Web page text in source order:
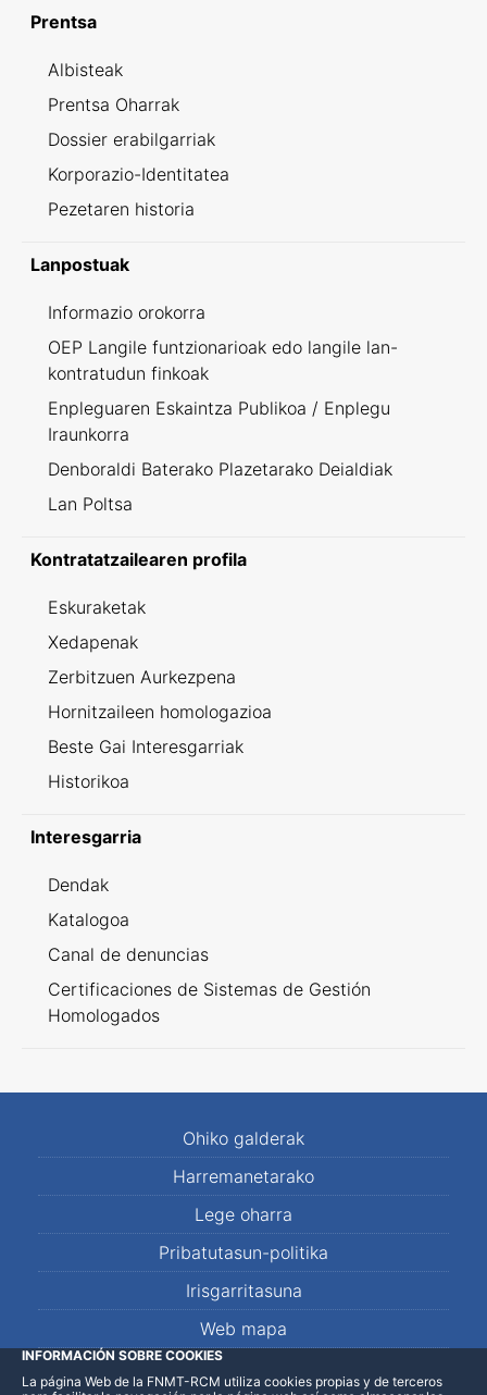
Prentsa
Albisteak
Prentsa Oharrak
Dossier erabilgarriak
Korporazio-Identitatea
Pezetaren historia
Lanpostuak
Informazio orokorra
OEP Langile funtzionarioak edo langile lan-
kontratudun finkoak
Enpleguaren Eskaintza Publikoa / Enplegu
Iraunkorra
Denboraldi Baterako Plazetarako Deialdiak
Lan Poltsa
Kontratatzailearen profila
Eskuraketak
Xedapenak
Zerbitzuen Aurkezpena
Hornitzaileen homologazioa
Beste Gai Interesgarriak
Historikoa
Interesgarria
Dendak
Katalogoa
Canal de denuncias
Certificaciones de Sistemas de Gestión
Homologados
Ohiko galderak
Harremanetarako
Lege oharra
Pribatutasun-politika
Irisgarritasuna
Web mapa
LinkedInFacebookWhatsApp
INFORMACIÓN SOBRE COOKIES
La página Web de la FNMT-RCM utiliza cookies propias y de terceros